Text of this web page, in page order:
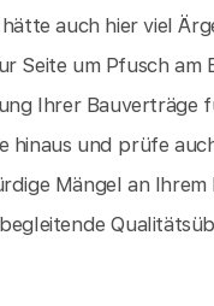
auch hier viel
Seite um Pfusch am
Ihrer Bauverträge
hinaus und prüfe
Mängel an